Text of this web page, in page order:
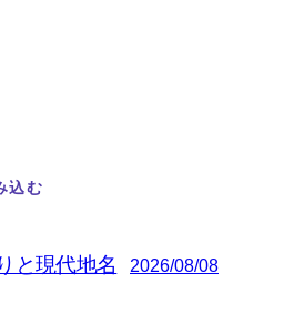
込む
と現代地名 2026/08/08